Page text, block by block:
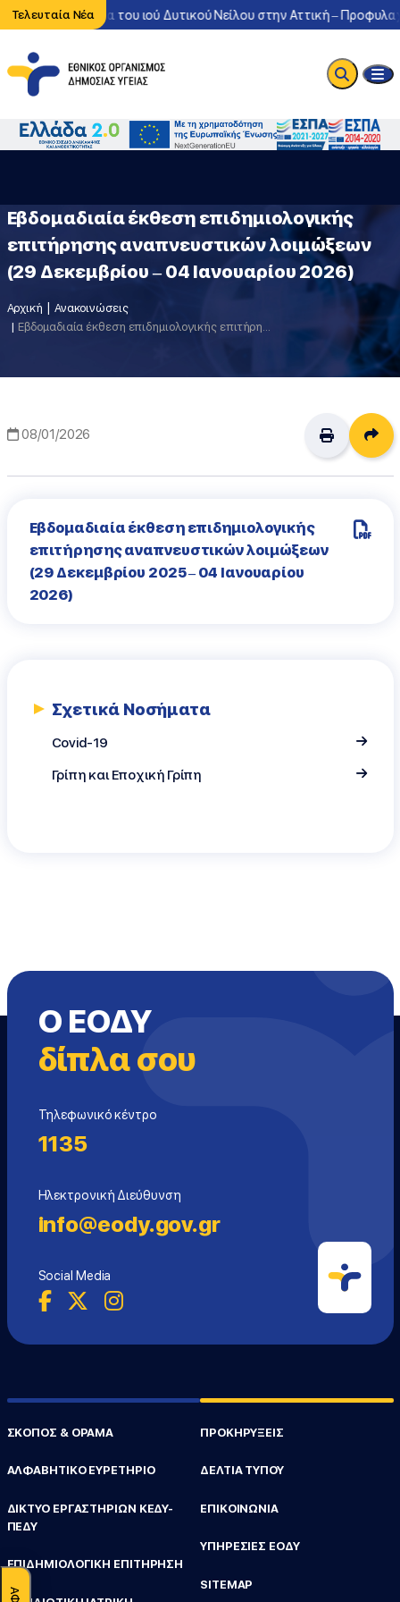
Τελευταία Νέα
κυκλοφορία του ιού Δυτικού Νείλου στην Αττική –
Εβδομαδιαία έκθεση επιδημιολογικής
επιτήρησης αναπνευστικών λοιμώξεων
(29 Δεκεμβρίου – 04 Ιανουαρίου 2026)
Αρχική
Ανακοινώσεις
08/01/2026
Εβδομαδιαία έκθεση επιδημιολογικής
επιτήρησης αναπνευστικών λοιμώξεων
(29 Δεκεμβρίου 2025 – 04 Ιανουαρίου
2026)
Σχετικά Νοσήματα
Covid-19
Γρίπη και Εποχική Γρίπη
Ο ΕΟΔΥ
δίπλα σου
Τηλεφωνικό κέντρο
1135
Ηλεκτρονική Διεύθυνση
info@eody.gov.gr
Social Media
ΣΚΟΠΟΣ & ΟΡΑΜΑ
ΑΛΦΑΒΗΤΙΚΟ ΕΥΡΕΤΗΡΙΟ
ΔΙΚΤΥΟ ΕΡΓΑΣΤΗΡΙΩΝ ΚΕΔΥ-
ΠΕΔΥ
ΕΠΙΔΗΜΙΟΛΟΓΙΚΗ ΕΠΙΤΗΡΗΣΗ
ΠΡΟΚΗΡΥΞΕΙΣ
ΔΕΛΤΙΑ ΤΥΠΟΥ
ΕΠΙΚΟΙΝΩΝΙΑ
ΥΠΗΡΕΣΙΕΣ ΕΟΔΥ
SITEMAP